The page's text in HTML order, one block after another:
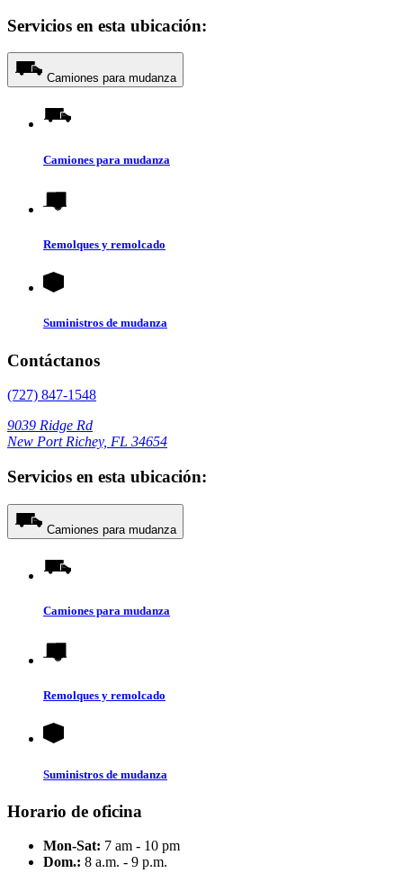
Servicios en esta ubicación:
Camiones para mudanza
Camiones para mudanza
Remolques y remolcado
Suministros de mudanza
Contáctanos
(727) 847-1548
9039 Ridge Rd
New Port Richey, FL 34654
Servicios en esta ubicación:
Camiones para mudanza
Camiones para mudanza
Remolques y remolcado
Suministros de mudanza
Horario de oficina
Mon-Sat: 7 am - 10 pm
Dom.: 8 a.m. - 9 p.m.